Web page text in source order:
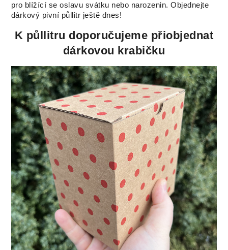
pro blížící se oslavu svátku nebo narozenin. Objednejte
dárkový pivní půllitr ještě dnes!
K půllitru doporučujeme přiobjednat
dárkovou krabičku